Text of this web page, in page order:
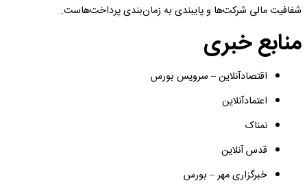
شفافیت مالی شرکت‌ها و پایبندی به زمان‌بندی پرداخت‌هاست.
منابع خبری
اقتصادآنلاین – سرویس بورس
اعتمادآنلاین
نمناک
قدس آنلاین
خبرگزاری مهر – بورس